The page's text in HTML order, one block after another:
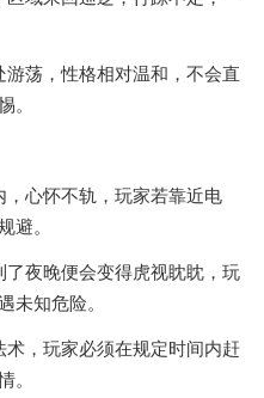
荡，性格相对温和，不会直
。
心怀不轨，玩家若靠近电
避。
夜晚便会变得虎视眈眈，玩
未知危险。
，玩家必须在规定时间内赶
。